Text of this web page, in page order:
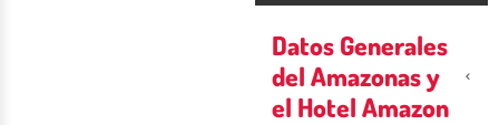
Datos Generales
del Amazonas y
el Hotel Amazon